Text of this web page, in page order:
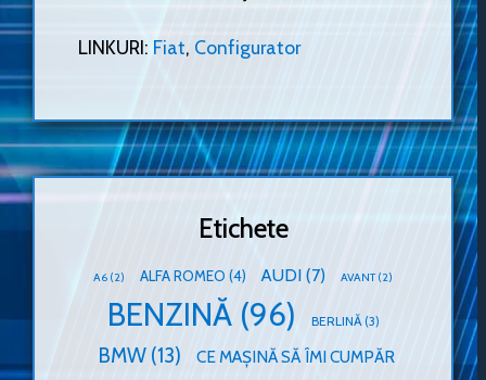
LINKURI: Fiat, Configurator
Etichete
A6 (2) ALFA ROMEO (4) AUDI (7) AVANT(2)
BENZINĂ(96) BERLINĂ(3)
BMW(13)
CE MAȘINĂ SĂ ÎMI CUMPĂR